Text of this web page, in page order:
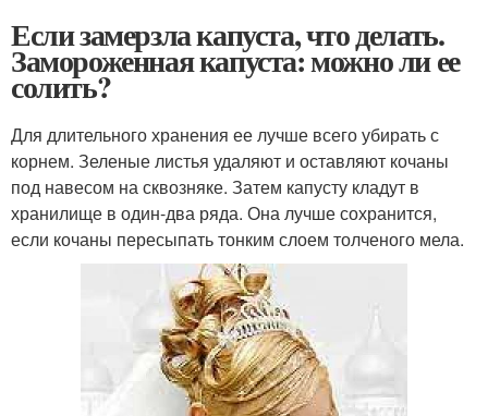
Если замерзла капуста, что делать.
Замороженная капуста: можно ли ее
солить?
Для длительного хранения ее лучше всего убирать с
корнем. Зеленые листья удаляют и оставляют кочаны
под навесом на сквозняке. Затем капусту кладут в
хранилище в один-два ряда. Она лучше сохранится,
если кочаны пересыпать тонким слоем толченого мела.